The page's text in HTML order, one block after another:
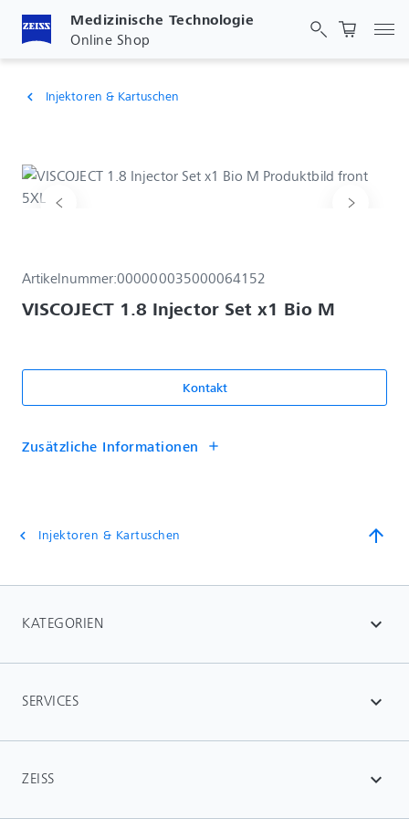
Medizinische Technologie
Online Shop
chevron_left Injektoren & Kartuschen
Artikelnummer:000000035000064152
VISCOJECT 1.8 Injector Set x1 Bio M
Kontakt
Zusätzliche Informationen add
chevron_left Injektoren & Kartuschen arrow_upward
KATEGORIEN expand_more
SERVICES expand_more
ZEISS expand_more